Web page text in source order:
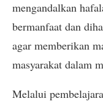
mengandalkan
bermanfaat dan
agar memberikan
masyarakat dalam
Melalui